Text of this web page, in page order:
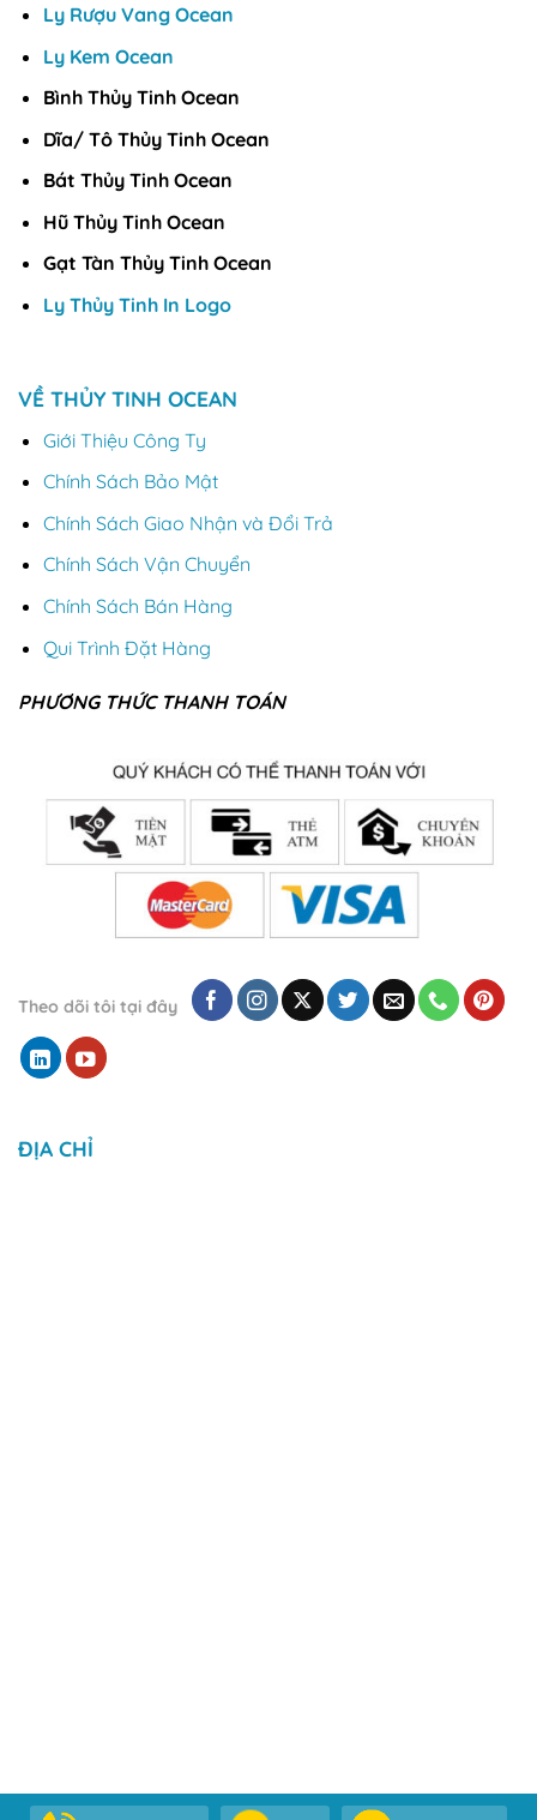
Ly Rượu Vang Ocean
Ly Kem Ocean
Bình Thủy Tinh Ocean
Dĩa/ Tô Thủy Tinh Ocean
Bát Thủy Tinh Ocean
Hũ Thủy Tinh Ocean
Gạt Tàn Thủy Tinh Ocean
Ly Thủy Tinh In Logo
VỀ THỦY TINH OCEAN
Giới Thiệu Công Ty
Chính Sách Bảo Mật
Chính Sách Giao Nhận và Đổi Trả
Chính Sách Vận Chuyển
Chính Sách Bán Hàng
Qui Trình Đặt Hàng
PHƯƠNG THỨC THANH TOÁN
Theo dõi tôi tại đây
ĐỊA CHỈ